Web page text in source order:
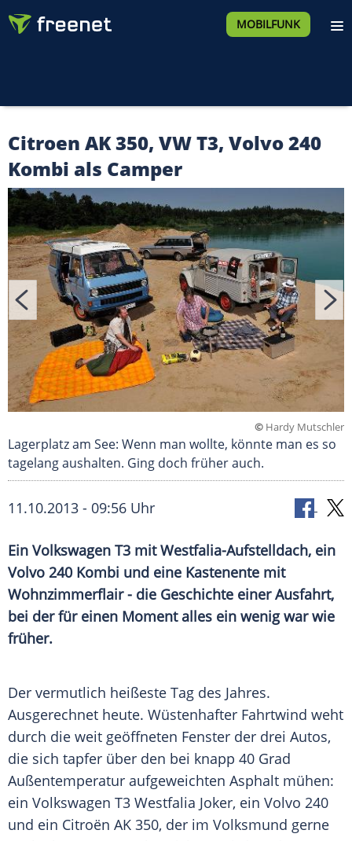
MOBILFUNK
Citroen AK 350, VW T3, Volvo 240
Kombi als Camper
© Hardy Mutschler
Lagerplatz am See: Wenn man wollte, könnte man es so
tagelang aushalten. Ging doch früher auch.
11.10.2013 - 09:56 Uhr
Ein Volkswagen T3 mit Westfalia-Aufstelldach, ein
Volvo 240 Kombi und eine Kastenente mit
Wohnzimmerflair - die Geschichte einer Ausfahrt,
bei der für einen Moment alles ein wenig war wie
früher.
Der vermutlich heißeste Tag des Jahres.
Ausgerechnet heute. Wüstenhafter Fahrtwind weht
durch die weit geöffneten Fenster der drei Autos,
die sich tapfer über den bei knapp 40 Grad
Außentemperatur aufgeweichten Asphalt mühen:
ein Volkswagen T3 Westfalia Joker, ein Volvo 240
und ein Citroën AK 350, der im Volksmund gerne